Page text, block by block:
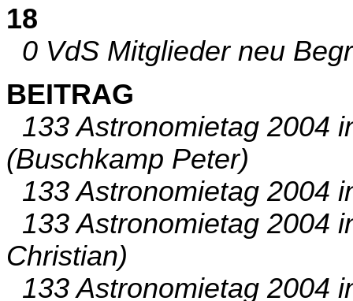
18
0 VdS Mitglieder neu
BEITRAG
133 Astronomietag 2004
(Buschkamp Peter)
133 Astronomietag 2004
133 Astronomietag 2004
Christian)
133 Astronomietag 2004